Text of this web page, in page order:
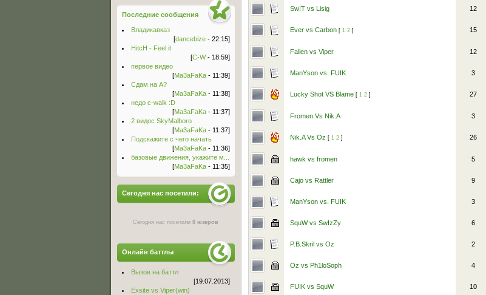
Sw!T vs Lisig 12
Ever vs Carbon [ 1 2] 15
Fallen vs Viper 12
ManYson vs. FUIK 3
Lucky Shot VS Blame [ 1 2] 27
Fromen Vs Nik.A 3
Nik.A Vs Oz [ 1 2] 26
hawk vs fromen 5
Cajo vs Rattler 9
ManYson vs. FUIK 3
SquW vs SwIzZy 6
P.B.Skril vs Oz 2
Oz vs Ph1loSoph 4
FUIK vs SquW 10
Последние сообщения
Владикавказ
[dancebize- 22:15]
HitcH - Feel it
[C-W- 18:59]
первое видео
[Ma3aFaKa- 11:39]
Сдам на А?
[Ma3aFaKa- 11:38]
недо c-walk :D
[Ma3aFaKa- 11:37]
2 видос SkyMalboro
[Ma3aFaKa- 11:37]
Подскажите с чего начать
[Ma3aFaKa- 11:36]
базовые движения, укажите м...
[Ma3aFaKa- 11:35]
Сегодня нас посетили:
Сегодня нас посетили 0 юзеров
Онлайн баттлы
Вызов на баттл
[19.07.2013]
Exsite vs Viper(win)